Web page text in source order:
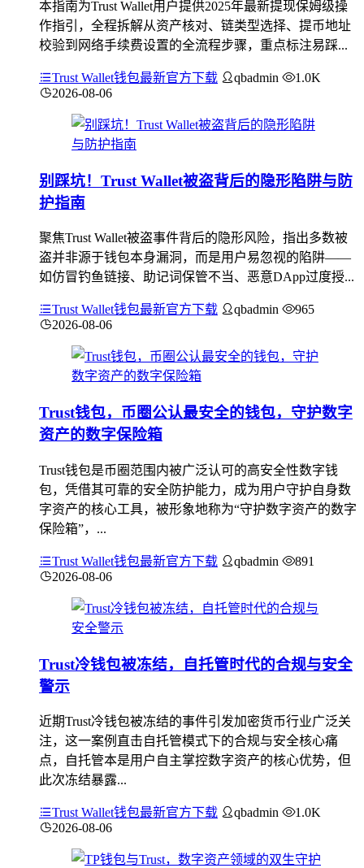
本指南为Trust Wallet用户提供2025年最新提现保姆级操
作指引，全程拆解从资产核对、链类型选择、提币地址
校验到网络手续费设置的全流程步骤，重点标注易踩...
Trust Wallet钱包最新官方下载 qbadmin
1.0K
2026-08-06
别踩坑！Trust Wallet被盗背后的隐形陷阱与防
护指南
聚焦Trust Wallet被盗事件背后的隐形风险，指出多数被
盗并非源于钱包本身漏洞，而是用户易忽视的陷阱——
如仿冒钓鱼链接、助记词保管不当、恶意DApp过度授...
Trust Wallet钱包最新官方下载 qbadmin
965
2026-08-06
Trust钱包，币圈公认最安全的钱包，守护数字
资产的数字保险箱
Trust钱包是币圈范围内被广泛认可的高安全性数字钱
包，凭借其可靠的安全防护能力，成为用户守护自身数
字资产的核心工具，被形象地称为“守护数字资产的数字
保险箱”，...
Trust Wallet钱包最新官方下载 qbadmin
891
2026-08-06
Trust冷钱包被冻结，自托管时代的合规与安全
警示
近期Trust冷钱包被冻结的事件引发加密货币行业广泛关
注，这一案例直击自托管模式下的合规与安全核心痛
点，自托管本是用户自主掌控数字资产的核心优势，但
此次冻结暴露...
Trust Wallet钱包最新官方下载 qbadmin
1.0K
2026-08-06